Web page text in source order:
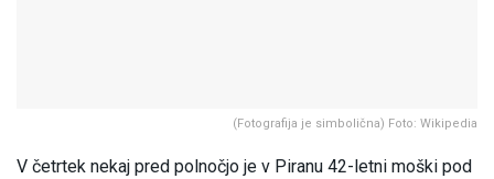
(Fotografija je simbolična) Foto: Wikipedia
V četrtek nekaj pred polnočjo je v Piranu 42-letni moški pod